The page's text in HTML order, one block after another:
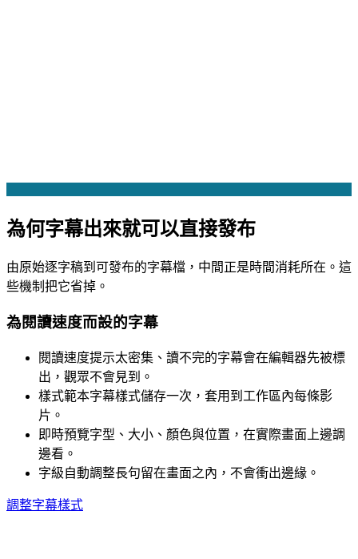
為何字幕出來就可以直接發布
由原始逐字稿到可發布的字幕檔，中間正是時間消耗所在。這
些機制把它省掉。
為閱讀速度而設的字幕
閱讀速度提示太密集、讀不完的字幕會在編輯器先被標
出，觀眾不會見到。
樣式範本字幕樣式儲存一次，套用到工作區內每條影
片。
即時預覽字型、大小、顏色與位置，在實際畫面上邊調
邊看。
字級自動調整長句留在畫面之內，不會衝出邊緣。
調整字幕樣式